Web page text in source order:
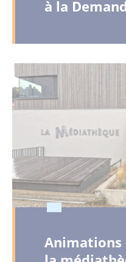
à la
Animations